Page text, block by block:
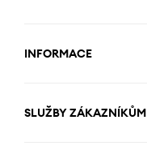
INFORMACE
SLUŽBY ZÁKAZNÍKŮM